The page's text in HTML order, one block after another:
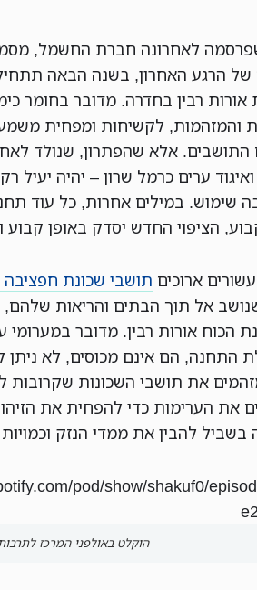
לאחרונה חברת החשמל,
של הרגע האחרון, בשנה הבאה
רבין בחדרה. מדובר בחומר
והמזהמות, לקשיחות ומפחית
התושבים. אלא שהפתרון, שנולד
ערים כרמל שרון – יהיה יעיל
שימוש. במילים אחרות, כל עוד
הציפוי החדש יסדק באופן קבוע
ארוכים תושבי שכונת
אל תוך הבתים והריאות
הכוח אורות רבין. מדובר
התחנה, הם אינם מכוסים, לא ניתן
את תושבי השכונות
את הערימות כדי להפחית את
בשביל להבין את ממדי הנזק
pod/show/shakuf0/
הוקלט באולפני המרכז